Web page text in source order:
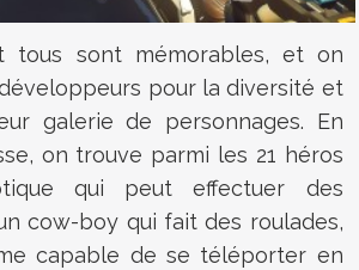
tous sont mémorables, et on
pour la diversité et
galerie de personnages. En
on trouve parmi les 21 héros
qui peut effectuer des
cow-boy qui fait des roulades,
capable de se téléporter en